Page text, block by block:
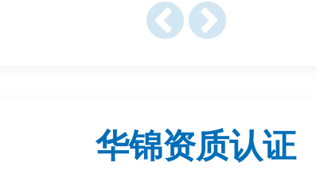
，避免强电磁干扰和振动‌。
（工业场景），频谱无异常尖峰‌。
密封结构振动导致声压级突增‌。华锦资质认证